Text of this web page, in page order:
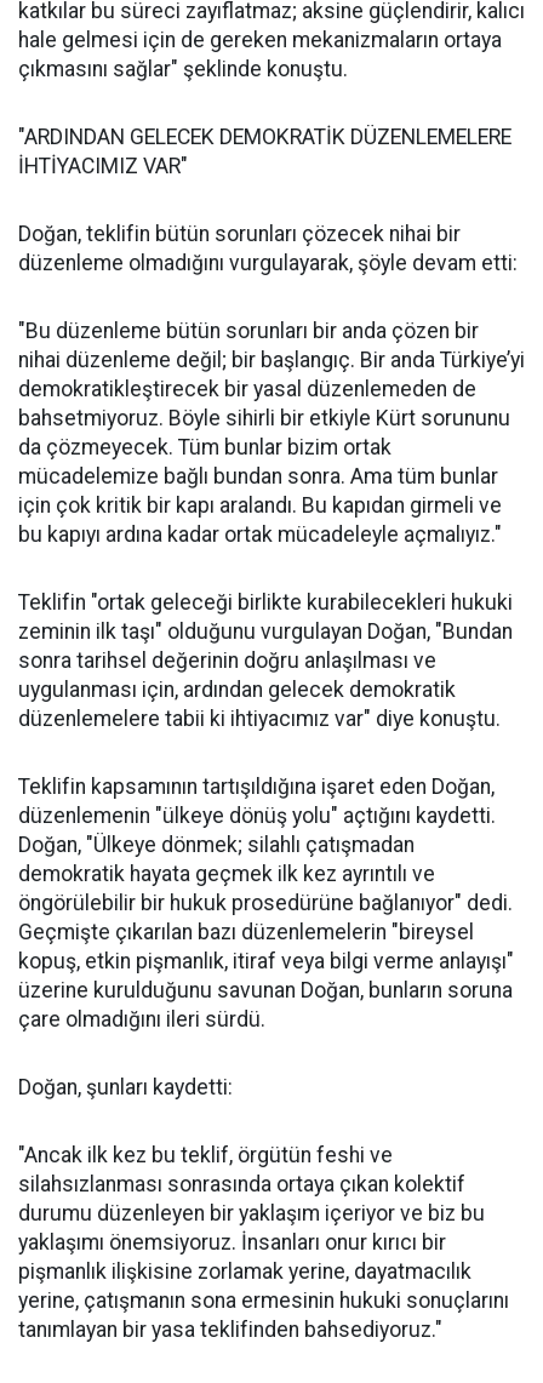
katkılar bu süreci zayıflatmaz; aksine güçlendirir, kalıcı
hale gelmesi için de gereken mekanizmaların ortaya
çıkmasını sağlar" şeklinde konuştu.
"ARDINDAN GELECEK DEMOKRATİK DÜZENLEMELERE
İHTİYACIMIZ VAR"
Doğan, teklifin bütün sorunları çözecek nihai bir
düzenleme olmadığını vurgulayarak, şöyle devam etti:
"Bu düzenleme bütün sorunları bir anda çözen bir
nihai düzenleme değil; bir başlangıç. Bir anda Türkiye’yi
demokratikleştirecek bir yasal düzenlemeden de
bahsetmiyoruz. Böyle sihirli bir etkiyle Kürt sorununu
da çözmeyecek. Tüm bunlar bizim ortak
mücadelemize bağlı bundan sonra. Ama tüm bunlar
için çok kritik bir kapı aralandı. Bu kapıdan girmeli ve
bu kapıyı ardına kadar ortak mücadeleyle açmalıyız."
Teklifin "ortak geleceği birlikte kurabilecekleri hukuki
zeminin ilk taşı" olduğunu vurgulayan Doğan, "Bundan
sonra tarihsel değerinin doğru anlaşılması ve
uygulanması için, ardından gelecek demokratik
düzenlemelere tabii ki ihtiyacımız var" diye konuştu.
Teklifin kapsamının tartışıldığına işaret eden Doğan,
düzenlemenin "ülkeye dönüş yolu" açtığını kaydetti.
Doğan, "Ülkeye dönmek; silahlı çatışmadan
demokratik hayata geçmek ilk kez ayrıntılı ve
öngörülebilir bir hukuk prosedürüne bağlanıyor" dedi.
Geçmişte çıkarılan bazı düzenlemelerin "bireysel
kopuş, etkin pişmanlık, itiraf veya bilgi verme anlayışı"
üzerine kurulduğunu savunan Doğan, bunların soruna
çare olmadığını ileri sürdü.
Doğan, şunları kaydetti:
"Ancak ilk kez bu teklif, örgütün feshi ve
silahsızlanması sonrasında ortaya çıkan kolektif
durumu düzenleyen bir yaklaşım içeriyor ve biz bu
yaklaşımı önemsiyoruz. İnsanları onur kırıcı bir
pişmanlık ilişkisine zorlamak yerine, dayatmacılık
yerine, çatışmanın sona ermesinin hukuki sonuçlarını
tanımlayan bir yasa teklifinden bahsediyoruz."